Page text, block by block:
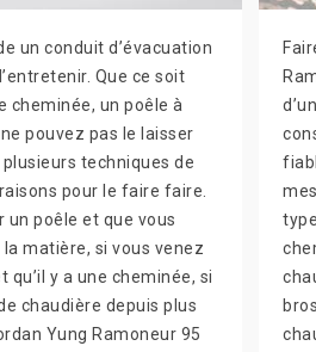
un conduit d’évacuation
Que ce soit
cheminée, un poêle à
pouvez pas le laisser
techniques de
pour le faire faire.
un poêle et que vous
la matière, si vous venez
qu’il y a une cheminée, si
chaudière depuis plus
Yung Ramoneur 95